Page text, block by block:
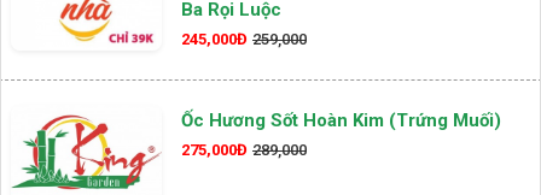
Ba Rọi Luộc
245,000Đ 259,000
Ốc Hương Sốt Hoàn Kim (Trứng Muối)
275,000Đ 289,000